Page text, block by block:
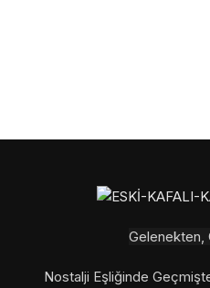
Gelenekten,
Nostalji Eşliğinde